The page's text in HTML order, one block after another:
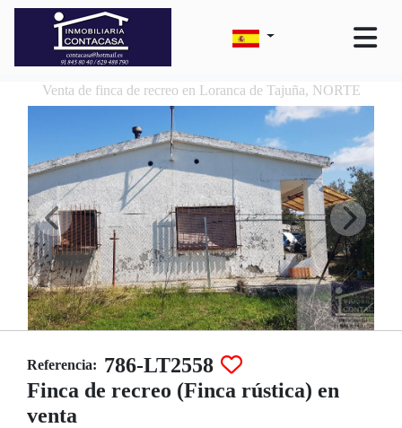
Venta de finca de recreo en Loranca de Tajuña, NORTE
Referencia: 786-LT2558
Finca de recreo (Finca rústica) en
venta